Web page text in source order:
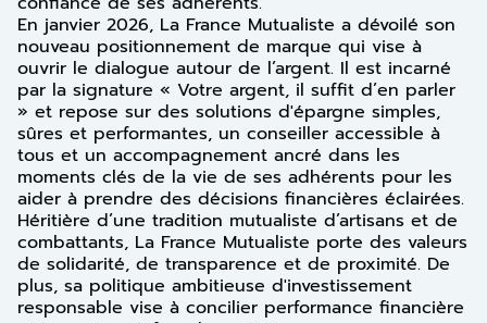
En janvier 2026, La France Mutualiste a dévoilé son
nouveau positionnement de marque qui vise à
ouvrir le dialogue autour de l’argent. Il est incarné
par la signature « Votre argent, il suffit d’en parler
» et repose sur des solutions d'épargne simples,
sûres et performantes, un conseiller accessible à
tous et un accompagnement ancré dans les
moments clés de la vie de ses adhérents pour les
aider à prendre des décisions financières éclairées.
Héritière d’une tradition mutualiste d’artisans et de
combattants, La France Mutualiste porte des valeurs
de solidarité, de transparence et de proximité. De
plus, sa politique ambitieuse d'investissement
responsable vise à concilier performance financière